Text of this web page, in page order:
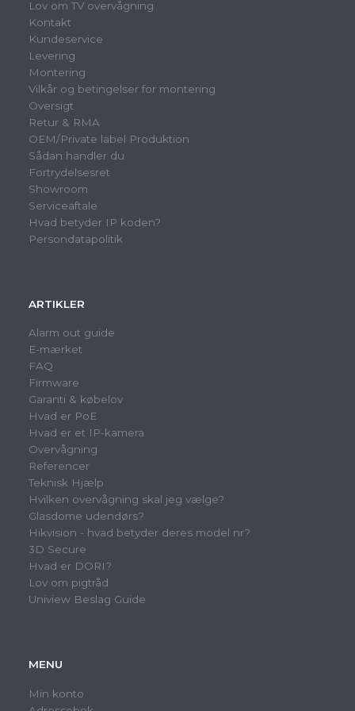
Lov om TV overvågning
Kontakt
Kundeservice
Levering
Montering
Vilkår og betingelser for montering
Oversigt
Retur & RMA
OEM/Private label Produktion
Sådan handler du
Fortrydelsesret
Showroom
Serviceaftale
Hvad betyder IP koden?
Persondatapolitik
ARTIKLER
Alarm out guide
E-mærket
FAQ
Firmware
Garanti & købelov
Hvad er PoE
Hvad er et IP-kamera
Overvågning
Referencer
Teknisk Hjælp
Hvilken overvågning skal jeg vælge?
Glasdome udendørs?
Hikvision - hvad betyder deres model nr?
3D Secure
Hvad er DORI?
Lov om pigtråd
Uniview Beslag Guide
MENU
Min konto